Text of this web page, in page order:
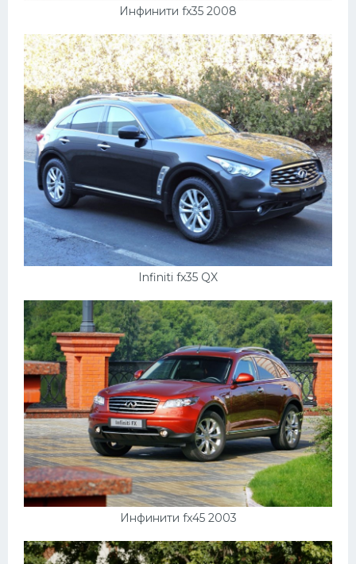
Инфинити fx35 2008
Infiniti fx35 QX
Инфинити fx45 2003
УАЗ
Кадиллак
Автокемпер
Феррари
Поезда
Мотоциклы
Ямаха
Додж
Ява
Спецтехника